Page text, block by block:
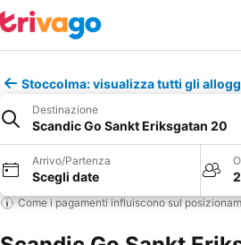
Stoccolma: visualizza tutti gli
Destinazione
Scandic Go Sankt Eriksgatan 20
Arrivo/Partenza
Scegli date
Come i pagamenti influiscono sul